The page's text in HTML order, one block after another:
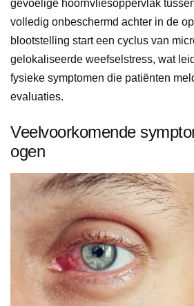
gevoelige hoornvliesoppervlak
volledig onbeschermd achter in de
blootstelling start een cyclus van
gelokaliseerde weefselstress, wat
fysieke symptomen die patiënten
evaluaties.
Veelvoorkomende
ogen